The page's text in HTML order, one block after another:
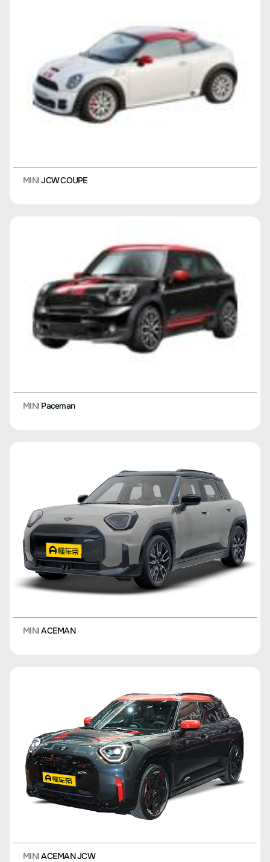
MINIJCW COUPE
MINI Paceman
MINIACEMAN
MINIACEMAN JCW